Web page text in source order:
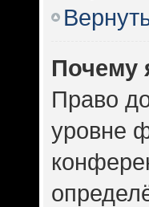
Почему
Право
уровне